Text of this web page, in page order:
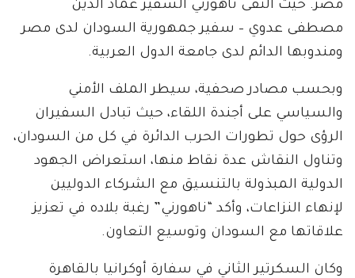
مصر. حيث التقى ناهورني السفير عماد الدين
مصطفى عدوي – سفير جمهورية السودان لدى مصر
ومندوبها الدائم لدى جامعة الدول العربية.
وبحسب مصادر صحفية، سيطر الملف الأمني
والسياسي على أجندة اللقاء، حيث تبادل السفيران
الرؤى حول تطورات الحرب الدائرة في كل من السودان،
وتناول النقاش عدة نقاط منها، استعراض الجهود
الدولية المبذولة بالتنسيق مع الشركاء الدوليين
لإنهاء النزاعات، وأكد “ناهورني” رغبة بلاده في تعزيز
علاقاتها مع السودان وتوسيع التعاون.
وكان السكرتير الثاني في سفارة أوكرانيا بالقاهرة